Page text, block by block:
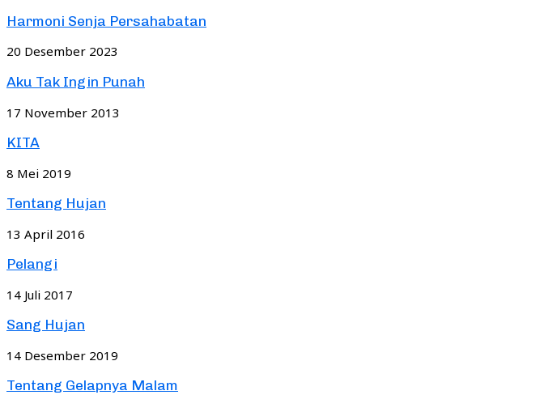
Harmoni Senja Persahabatan
20 Desember 2023
Aku Tak Ingin Punah
17 November 2013
KITA
8 Mei 2019
Tentang Hujan
13 April 2016
Pelangi
14 Juli 2017
Sang Hujan
14 Desember 2019
Tentang Gelapnya Malam